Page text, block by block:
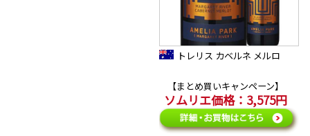
トレリス カベルネ メルロ
【まとめ買いキャンペーン】
ソムリエ価格：3,575円